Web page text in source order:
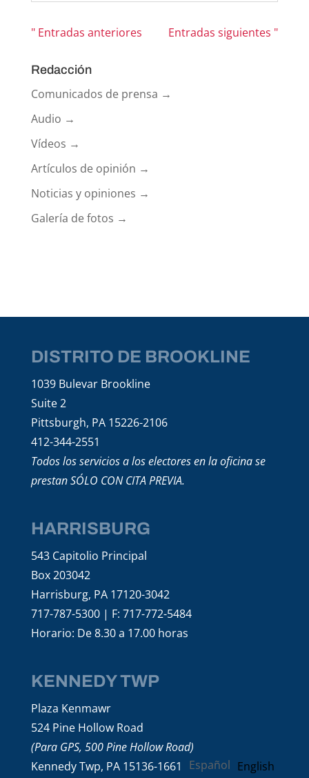
" Entradas anteriores Entradas siguientes "
Redacción
Comunicados de prensa →
Audio →
Vídeos →
Artículos de opinión →
Noticias y opiniones →
Galería de fotos →
DISTRITO DE BROOKLINE
1039 Bulevar Brookline
Suite 2
Pittsburgh, PA 15226-2106
412-344-2551
Todos los servicios a los electores en la oficina se
prestan SÓLO CON CITA PREVIA.
HARRISBURG
543 Capitolio Principal
Box 203042
Harrisburg, PA 17120-3042
717-787-5300 | F: 717-772-5484
Horario: De 8.30 a 17.00 horas
KENNEDY TWP
Plaza Kenmawr
524 Pine Hollow Road
(Para GPS, 500 Pine Hollow Road)
Kennedy Twp, PA 15136-1661
Español English